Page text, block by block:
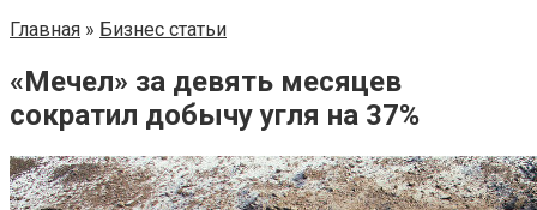
Главная » Бизнес статьи
«Мечел» за девять месяцев
сократил добычу угля на 37%